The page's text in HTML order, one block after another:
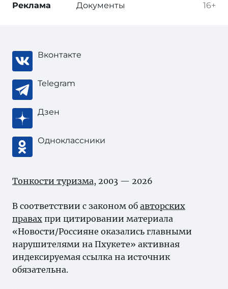
16+
Реклама Документы
Вконтакте
Telegram
Дзен
Одноклассники
Тонкости туризма, 2003 — 2026
В соответствии с законом об авторских
правах при цитировании материала
«Новости/Россияне оказались главными
нарушителями на Пхукете» активная
индексируемая ссылка на источник
обязательна.